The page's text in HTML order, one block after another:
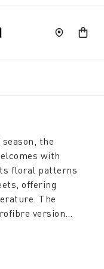
the
with
floral patterns
offering
The
version
is a lightweight